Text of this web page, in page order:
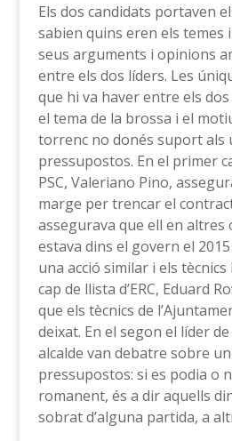
Els dos candidats portaven
sabien quins eren els temes
seus arguments i opinions
entre els dos líders. Les
que hi va haver entre els
el tema de la brossa i el
torrenc no donés suport als
pressupostos. En el primer
PSC, Valeriano Pino,
marge per trencar el
assegurava que ell en altres
estava dins el govern el
una acció similar i els
cap de llista d’ERC, Eduard
que els tècnics de
deixat. En el segon el líder de
alcalde van debatre sobre
pressupostos: si es podia o
romanent, és a dir aquells
sobrat d’alguna partida, a